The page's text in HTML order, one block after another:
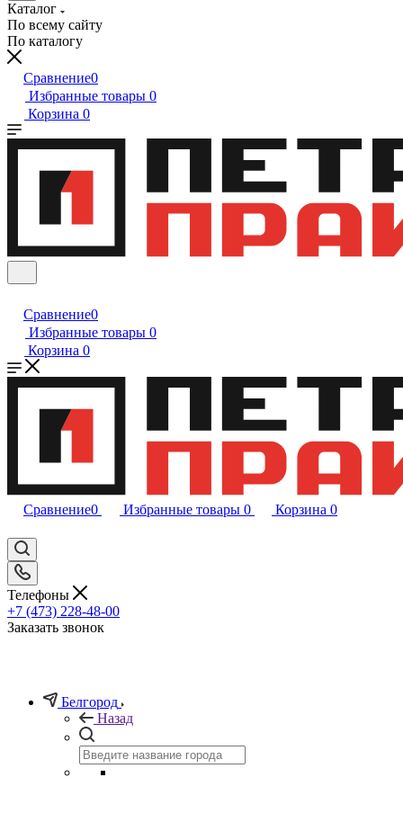
Каталог
По всему сайту
По каталогу
Сравнение0
Избранные товары 0
Корзина 0
Сравнение0
Избранные товары 0
Корзина 0
Сравнение0 Избранные товары 0 Корзина 0
Телефоны
+7 (473) 228-48-00
Заказать звонок
Белгород
Назад